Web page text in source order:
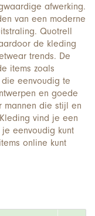
afwerking.
van een moderne
Quotrell
de kleding
trends. De
items zoals
eenvoudig te
en goede
mannen die stijl en
vind je een
eenvoudig kunt
online kunt